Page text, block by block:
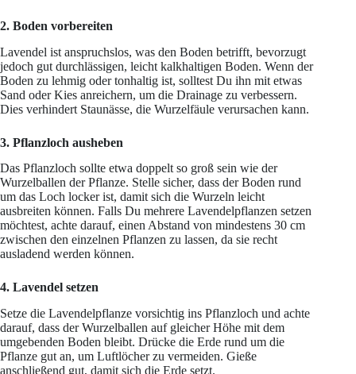
2. Boden vorbereiten
Lavendel ist anspruchslos, was den Boden betrifft, bevorzugt
jedoch gut durchlässigen, leicht kalkhaltigen Boden. Wenn der
Boden zu lehmig oder tonhaltig ist, solltest Du ihn mit etwas
Sand oder Kies anreichern, um die Drainage zu verbessern.
Dies verhindert Staunässe, die Wurzelfäule verursachen kann.
3. Pflanzloch ausheben
Das Pflanzloch sollte etwa doppelt so groß sein wie der
Wurzelballen der Pflanze. Stelle sicher, dass der Boden rund
um das Loch locker ist, damit sich die Wurzeln leicht
ausbreiten können. Falls Du mehrere Lavendelpflanzen setzen
möchtest, achte darauf, einen Abstand von mindestens 30 cm
zwischen den einzelnen Pflanzen zu lassen, da sie recht
ausladend werden können.
4. Lavendel setzen
Setze die Lavendelpflanze vorsichtig ins Pflanzloch und achte
darauf, dass der Wurzelballen auf gleicher Höhe mit dem
umgebenden Boden bleibt. Drücke die Erde rund um die
Pflanze gut an, um Luftlöcher zu vermeiden. Gieße
anschließend gut, damit sich die Erde setzt.